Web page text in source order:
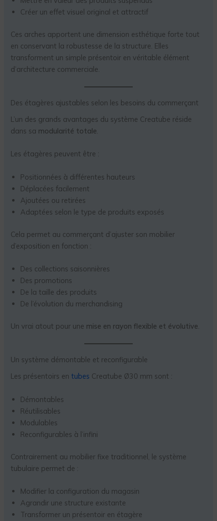
Créer un effet visuel original et attractif
Ces arches apportent une dimension esthétique forte tout
en conservant la robustesse de la structure. Elles
transforment un simple présentoir en véritable élément
d’architecture commerciale.
Des étagères ajustables selon les besoins du commerçant
L’un des grands avantages du système Creatube réside
dans sa modularité totale.
Les étagères peuvent être :
Positionnées à différentes hauteurs
Déplacées facilement
Ajoutées ou retirées
Adaptées selon le type de produits exposés
Cela permet au commerçant d’ajuster son mobilier
d’exposition en fonction :
Des collections saisonnières
Des promotions
De la taille des produits
De l’évolution du merchandising
Un vrai atout pour une mise en rayon flexible et évolutive.
Un système démontable et reconfigurable
Les présentoirs entubes Creatube Ø30 mm sont :
Démontables
Réutilisables
Modulables
Reconfigurables à l’infini
Contrairement au mobilier fixe traditionnel, le système
tubulaire permet de :
Modifier la configuration du magasin
Agrandir une structure existante
Transformer un présentoir en étagère